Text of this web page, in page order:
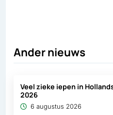
Ander nieuws
Veel zieke iepen in
2026
6 augustus 2026